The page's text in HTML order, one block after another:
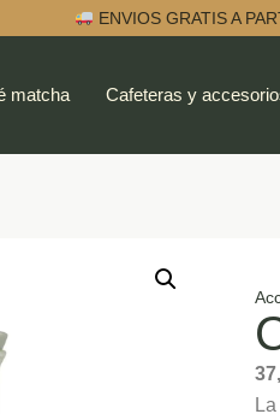
ENVIOS GRATIS A
matcha Cafeteras y